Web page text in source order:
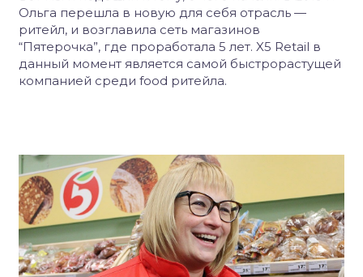
Ольга перешла в новую для себя отрасль —
ритейл, и возглавила сеть магазинов
“Пятерочка”, где проработала 5 лет. X5 Retail в
данный момент является самой быстрорастущей
компанией среди food ритейла.